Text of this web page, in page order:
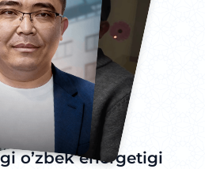
vatandosh